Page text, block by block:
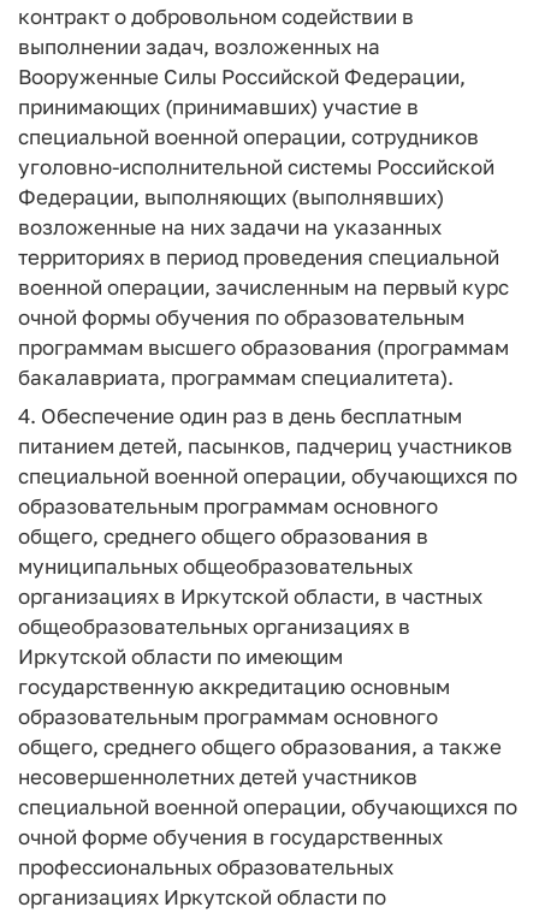
контракт о добровольном содействии в
выполнении задач, возложенных на
Вооруженные Силы Российской Федерации,
принимающих (принимавших) участие в
специальной военной операции, сотрудников
уголовно-исполнительной системы Российской
Федерации, выполняющих (выполнявших)
возложенные на них задачи на указанных
территориях в период проведения специальной
военной операции, зачисленным на первый курс
очной формы обучения по образовательным
программам высшего образования (программам
бакалавриата, программам специалитета).
4. Обеспечение один раз в день бесплатным
питанием детей, пасынков, падчериц участников
специальной военной операции, обучающихся по
образовательным программам основного
общего, среднего общего образования в
муниципальных общеобразовательных
организациях в Иркутской области, в частных
общеобразовательных организациях в
Иркутской области по имеющим
государственную аккредитацию основным
образовательным программам основного
общего, среднего общего образования, а также
несовершеннолетних детей участников
специальной военной операции, обучающихся по
очной форме обучения в государственных
профессиональных образовательных
организациях Иркутской области по